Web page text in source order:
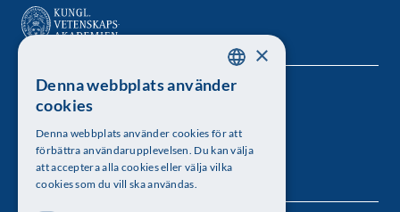
Kungl. Vetenskapsakademien
Besöksadress: Lilla Frescativägen 4A
Telefon: 08-673 95 00
SWEDISH
×
Denna webbplats använder
cookies
Denna webbplats använder cookies för att
förbättra användarupplevelsen. Du kan välja
att acceptera alla cookies eller välja vilka
cookies som du vill ska användas.